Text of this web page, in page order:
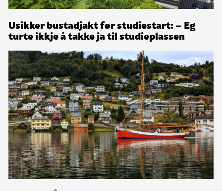
Usikker bustadjakt før studiestart: – Eg
turte ikkje å takke ja til studieplassen